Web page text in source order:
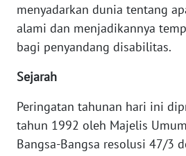
menyadarkan dunia tentang
alami dan menjadikannya
bagi penyandang disabilitas.
Sejarah
Peringatan tahunan hari ini
tahun 1992 oleh Majelis
Bangsa-Bangsa resolusi 47/3
WN
SUMBAR
WN
WN
BENGKULU